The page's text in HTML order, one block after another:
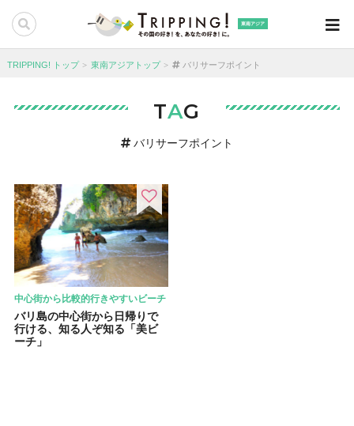
東南アジア
TRIPPING! トップ 東南アジアトップ バリサーフポイント
TAG
バリサーフポイント
中心街から比較的行きやすいビーチ
バリ島の中心街から日帰りで
行ける、知る人ぞ知る「美ビ
ーチ」